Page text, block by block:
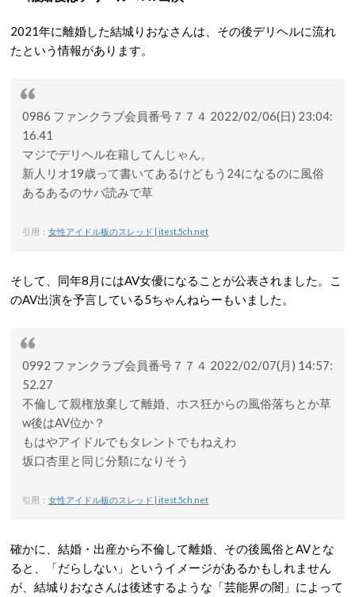
2021年に離婚した結城りおなさんは、その後デリヘルに流れ
たという情報があります。
0986 ファンクラブ会員番号７７４ 2022/02/06(日) 23:04:
16.41
マジでデリヘル在籍してんじゃん。
新人リオ19歳って書いてあるけどもう24になるのに風俗
あるあるのサバ読みで草
引用： 女性アイドル板のスレッド | itest.5ch.net
そして、同年8月にはAV女優になることが公表されました。こ
のAV出演を予言している5ちゃんねらーもいました。
0992 ファンクラブ会員番号７７４ 2022/02/07(月) 14:57:
52.27
不倫して親権放棄して離婚、ホス狂からの風俗落ちとか草
w後はAV位か？
もはやアイドルでもタレントでもねえわ
坂口杏里と同じ分類になりそう
引用： 女性アイドル板のスレッド | itest.5ch.net
確かに、結婚・出産から不倫して離婚、その後風俗とAVとな
ると、「だらしない」というイメージがあるかもしれません
が、結城りおなさんは後述するような「芸能界の闇」によって